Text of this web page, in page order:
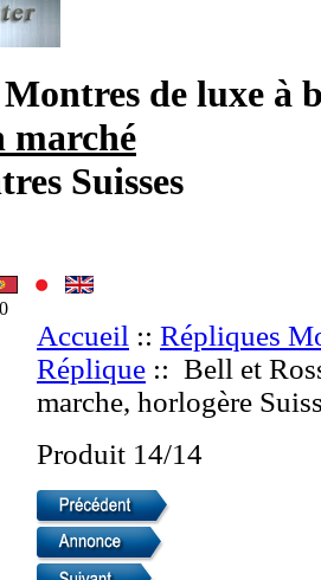
Montres de luxe à
marché
Suisses
Accueil :: Répliques
Réplique :: Bell et
marche, horlogère
Produit 14/14